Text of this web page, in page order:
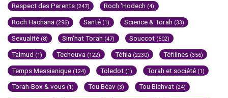
Respect des Parents (247) Roch 'Hodech (4)
Roch Hachana (296) Santé (1) Science & Torah (33)
Sexualité (8) Sim'hat Torah (47) Souccot (502)
Talmud (1) Techouva (122) Téfila (2230) Téfilines (356)
Temps Messianique (124) Toledot (1) Torah et société (1)
Torah-Box & vous (1) Tou Béav (3) Tou Bichvat (24)